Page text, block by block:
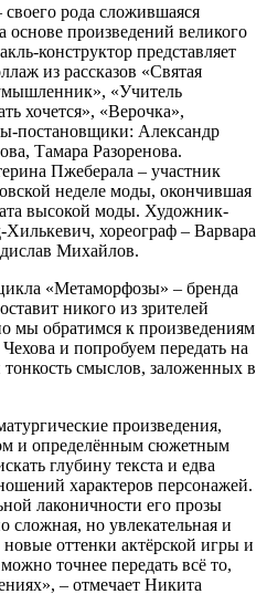
рода сложившаяся
произведений великого
конструктор представляет
из рассказов «Святая
«Учитель
хочется», «Верочка»,
постановщики: Александр
Тамара Разоренова.
Пжеберала – участник
неделе моды, окончившая
высокой моды. Художник-
хореограф – Варвара
Михайлов.
«Метаморфозы» – бренда
никого из зрителей
мы обратимся к произведениям
и попробуем передать на
смыслов, заложенных в
произведения,
и определённым сюжетным
глубину текста и едва
характеров персонажей.
лаконичности его прозы
сложная, но увлекательная и
оттенки актёрской игры и
точнее передать всё то,
– отмечает Никита